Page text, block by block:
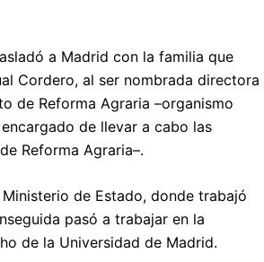
a Madrid con la familia que
Cordero, al ser nombrada directora
de Reforma Agraria –organismo
de llevar a cabo las
Reforma Agraria–.
de Estado, donde trabajó
pasó a trabajar en la
de la Universidad de Madrid.